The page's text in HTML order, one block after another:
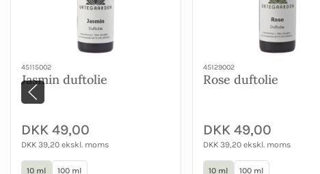
45115002
Jasmin duftolie
DKK 49,00
DKK 39,20 ekskl. moms
10 ml 100 ml
45129002
Rose duftolie
DKK 49,00
DKK 39,20 ekskl. moms
10 ml 100 ml